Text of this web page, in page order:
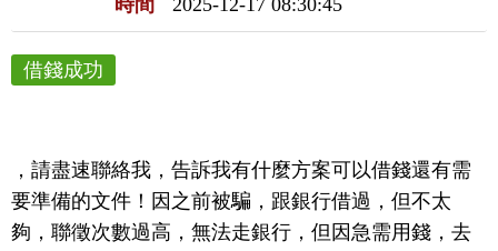
時間 2025-12-17 08:30:45
借錢成功
，請盡速聯絡我，告訴我有什麼方案可以借錢還有需
要準備的文件！因之前被騙，跟銀行借過，但不太
夠，聯徵次數過高，無法走銀行，但因急需用錢，去